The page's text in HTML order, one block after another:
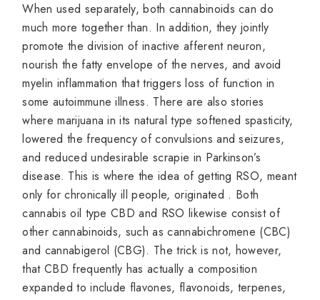
When used separately, both cannabinoids can do
much more together than. In addition, they jointly
promote the division of inactive afferent neuron,
nourish the fatty envelope of the nerves, and avoid
myelin inflammation that triggers loss of function in
some autoimmune illness. There are also stories
where marijuana in its natural type softened spasticity,
lowered the frequency of convulsions and seizures,
and reduced undesirable scrapie in Parkinson’s
disease. This is where the idea of getting RSO, meant
only for chronically ill people, originated . Both
cannabis oil type CBD and RSO likewise consist of
other cannabinoids, such as cannabichromene (CBC)
and cannabigerol (CBG). The trick is not, however,
that CBD frequently has actually a composition
expanded to include flavones, flavonoids, terpenes,